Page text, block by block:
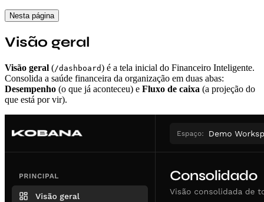
Nesta página
Visão geral
Visão geral (/dashboard) é a tela inicial do Financeiro Inteligente.
Consolida a saúde financeira da organização em duas abas:
Desempenho (o que já aconteceu) e Fluxo de caixa (a projeção do
que está por vir).